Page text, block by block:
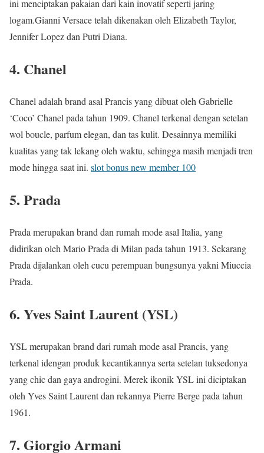
ini menciptakan pakaian dari kain inovatif seperti jaring
logam.Gianni Versace telah dikenakan oleh Elizabeth Taylor,
Jennifer Lopez dan Putri Diana.
4. Chanel
Chanel adalah brand asal Prancis yang dibuat oleh Gabrielle
‘Coco’ Chanel pada tahun 1909. Chanel terkenal dengan setelan
wol boucle, parfum elegan, dan tas kulit. Desainnya memiliki
kualitas yang tak lekang oleh waktu, sehingga masih menjadi tren
mode hingga saat ini. slot bonus new member 100
5. Prada
Prada merupakan brand dan rumah mode asal Italia, yang
didirikan oleh Mario Prada di Milan pada tahun 1913. Sekarang
Prada dijalankan oleh cucu perempuan bungsunya yakni Miuccia
Prada.
6. Yves Saint Laurent (YSL)
YSL merupakan brand dari rumah mode asal Prancis, yang
terkenal idengan produk kecantikannya serta setelan tuksedonya
yang chic dan gaya androgini. Merek ikonik YSL ini diciptakan
oleh Yves Saint Laurent dan rekannya Pierre Berge pada tahun
1961.
7. Giorgio Armani